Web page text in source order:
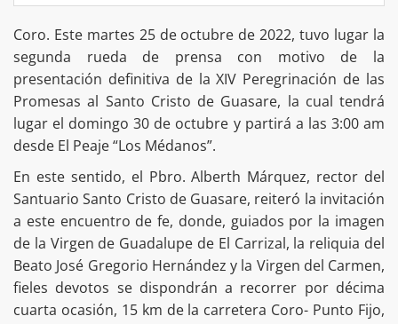
Coro. Este martes 25 de octubre de 2022, tuvo lugar la
segunda rueda de prensa con motivo de la
presentación definitiva de la XIV Peregrinación de las
Promesas al Santo Cristo de Guasare, la cual tendrá
lugar el domingo 30 de octubre y partirá a las 3:00 am
desde El Peaje “Los Médanos”.
En este sentido, el Pbro. Alberth Márquez, rector del
Santuario Santo Cristo de Guasare, reiteró la invitación
a este encuentro de fe, donde, guiados por la imagen
de la Virgen de Guadalupe de El Carrizal, la reliquia del
Beato José Gregorio Hernández y la Virgen del Carmen,
fieles devotos se dispondrán a recorrer por décima
cuarta ocasión, 15 km de la carretera Coro- Punto Fijo,